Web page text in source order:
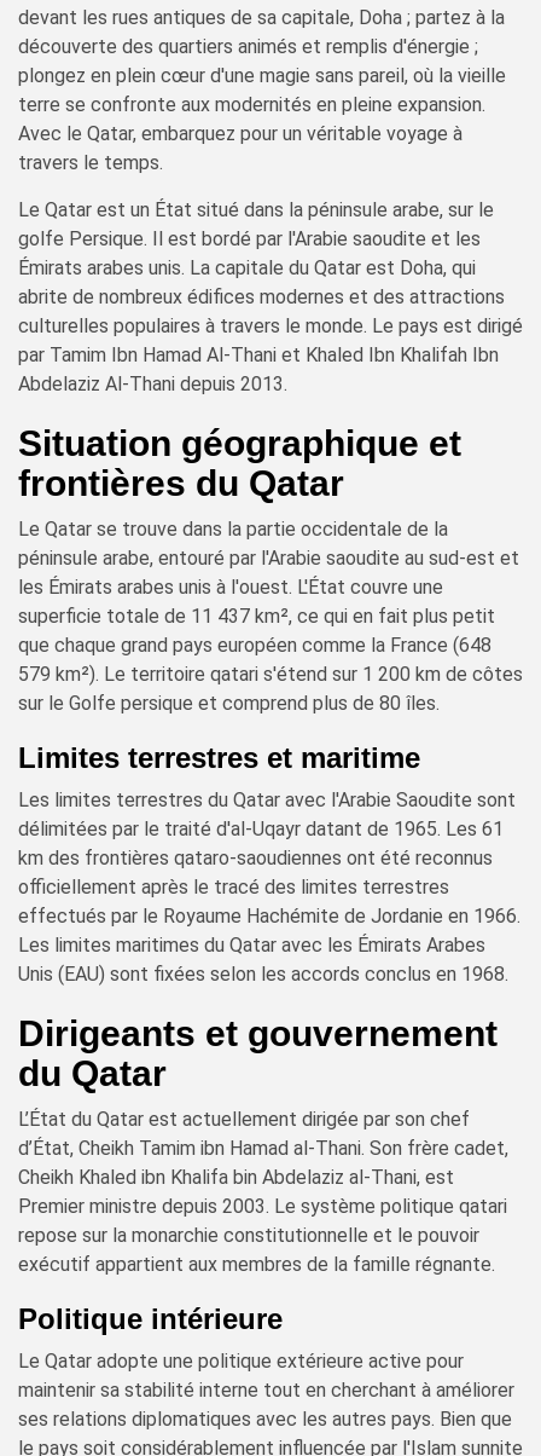
devant les rues antiques de sa capitale, Doha ; partez à la
découverte des quartiers animés et remplis d'énergie ;
plongez en plein cœur d'une magie sans pareil, où la vieille
terre se confronte aux modernités en pleine expansion.
Avec le Qatar, embarquez pour un véritable voyage à
travers le temps.
Le Qatar est un État situé dans la péninsule arabe, sur le
golfe Persique. Il est bordé par l'Arabie saoudite et les
Émirats arabes unis. La capitale du Qatar est Doha, qui
abrite de nombreux édifices modernes et des attractions
culturelles populaires à travers le monde. Le pays est dirigé
par Tamim Ibn Hamad Al-Thani et Khaled Ibn Khalifah Ibn
Abdelaziz Al-Thani depuis 2013.
Situation géographique et
frontières du Qatar
Le Qatar se trouve dans la partie occidentale de la
péninsule arabe, entouré par l'Arabie saoudite au sud-est et
les Émirats arabes unis à l'ouest. L'État couvre une
superficie totale de 11 437 km², ce qui en fait plus petit
que chaque grand pays européen comme la France (648
579 km²). Le territoire qatari s'étend sur 1 200 km de côtes
sur le Golfe persique et comprend plus de 80 îles.
Limites terrestres et maritime
Les limites terrestres du Qatar avec l'Arabie Saoudite sont
délimitées par le traité d'al-Uqayr datant de 1965. Les 61
km des frontières qataro-saoudiennes ont été reconnus
officiellement après le tracé des limites terrestres
effectués par le Royaume Hachémite de Jordanie en 1966.
Les limites maritimes du Qatar avec les Émirats Arabes
Unis (EAU) sont fixées selon les accords conclus en 1968.
Dirigeants et gouvernement
du Qatar
L’État du Qatar est actuellement dirigée par son chef
d’État, Cheikh Tamim ibn Hamad al-Thani. Son frère cadet,
Cheikh Khaled ibn Khalifa bin Abdelaziz al-Thani, est
Premier ministre depuis 2003. Le système politique qatari
repose sur la monarchie constitutionnelle et le pouvoir
exécutif appartient aux membres de la famille régnante.
Politique intérieure
Le Qatar adopte une politique extérieure active pour
maintenir sa stabilité interne tout en cherchant à améliorer
ses relations diplomatiques avec les autres pays. Bien que
le pays soit considérablement influencée par l'Islam sunnite